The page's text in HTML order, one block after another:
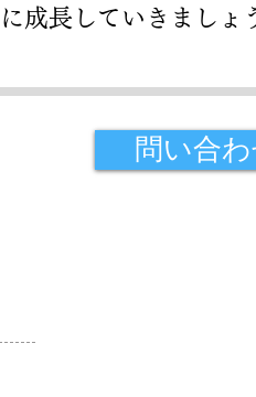
成長していきましょ
問い合